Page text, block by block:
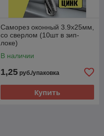
Саморез оконный 3.9х25мм,
со сверлом (10шт в зип-
локе)
В наличии
1,25 руб./упаковка
Купить